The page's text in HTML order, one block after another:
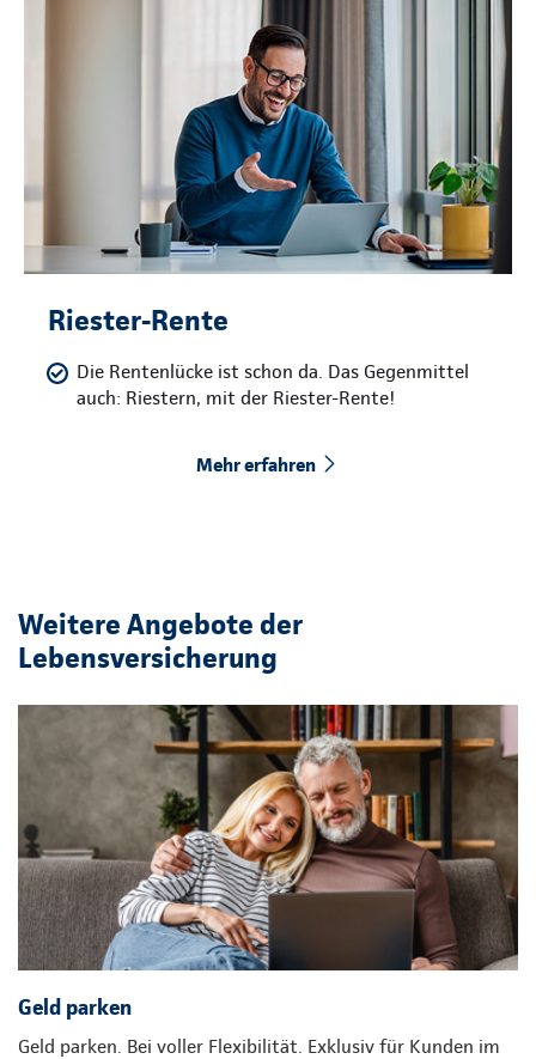
Riester-Rente
Die Rentenlücke ist schon da. Das Gegenmittel
auch: Riestern, mit der Riester-Rente!
Mehr erfahren
Weitere Angebote der
Lebensversicherung
Geld parken
Geld parken. Bei voller Flexibilität. Exklusiv für Kunden im